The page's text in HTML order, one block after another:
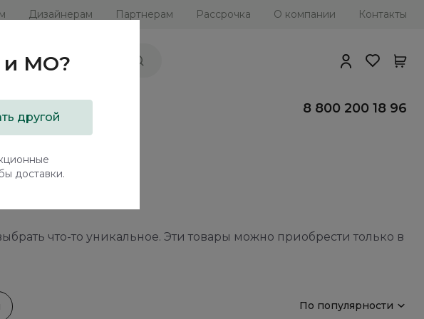
Дизайнерам Партнерам Рассрочка О компании Контакты
8 800 200 18 96
что-то уникальное. Эти товары можно приобрести только в
По популярности
и МО?
другой
доставки.